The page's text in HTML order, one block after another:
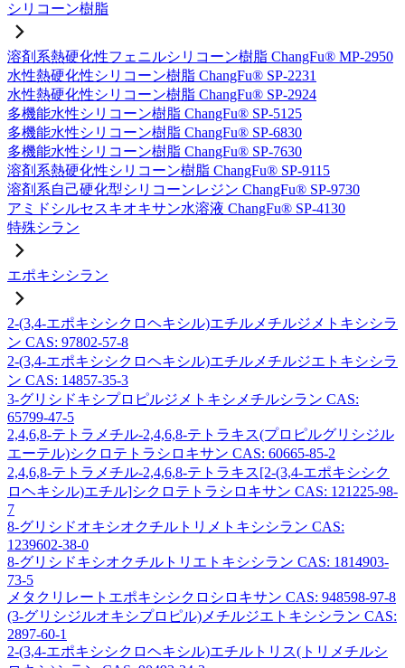
シリコーン樹脂
溶剤系熱硬化性フェニルシリコーン樹脂 ChangFu® MP-2950
水性熱硬化性シリコーン樹脂 ChangFu® SP-2231
水性熱硬化性シリコーン樹脂 ChangFu® SP-2924
多機能水性シリコーン樹脂 ChangFu® SP-5125
多機能水性シリコーン樹脂 ChangFu® SP-6830
多機能水性シリコーン樹脂 ChangFu® SP-7630
溶剤系熱硬化性シリコーン樹脂 ChangFu® SP-9115
溶剤系自己硬化型シリコーンレジン ChangFu® SP-9730
アミドシルセスキオキサン水溶液 ChangFu® SP-4130
特殊シラン
エポキシシラン
2-(3,4-エポキシシクロヘキシル)エチルメチルジメトキシシラ
ン CAS: 97802-57-8
2-(3,4-エポキシシクロヘキシル)エチルメチルジエトキシシラ
ン CAS: 14857-35-3
3-グリシドキシプロピルジメトキシメチルシラン CAS:
65799-47-5
2,4,6,8-テトラメチル-2,4,6,8-テトラキス(プロピルグリシジル
エーテル)シクロテトラシロキサン CAS: 60665-85-2
2,4,6,8-テトラメチル-2,4,6,8-テトラキス[2-(3,4-エポキシシク
ロヘキシル)エチル]シクロテトラシロキサン CAS: 121225-98-
7
8-グリシドオキシオクチルトリメトキシシラン CAS:
1239602-38-0
8-グリシドキシオクチルトリエトキシシラン CAS: 1814903-
73-5
メタクリレートエポキシシクロシロキサン CAS: 948598-97-8
(3-グリシジルオキシプロピル)メチルジエトキシシラン CAS:
2897-60-1
2-(3,4-エポキシシクロヘキシル)エチルトリス(トリメチルシ